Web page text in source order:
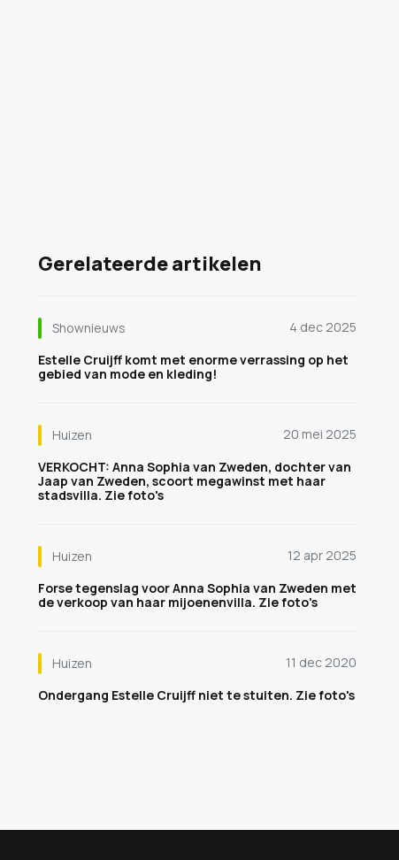
Gerelateerde artikelen
Shownieuws
4 dec 2025
Estelle Cruijff komt met enorme verrassing op het
gebied van mode en kleding!
Huizen
20 mei 2025
VERKOCHT: Anna Sophia van Zweden, dochter van
Jaap van Zweden, scoort megawinst met haar
stadsvilla. Zie foto's
Huizen
12 apr 2025
Forse tegenslag voor Anna Sophia van Zweden met
de verkoop van haar mijoenenvilla. Zie foto's
Huizen
11 dec 2020
Ondergang Estelle Cruijff niet te stuiten. Zie foto's